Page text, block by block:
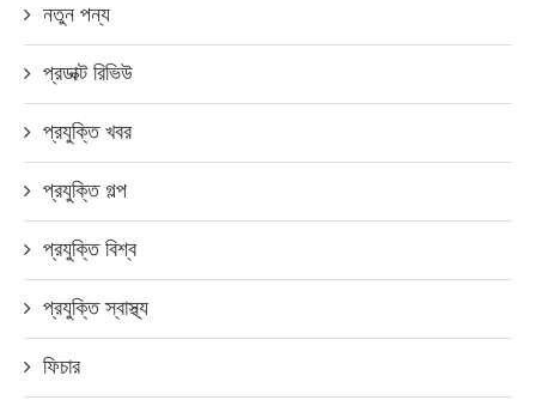
নতুন পন্য
প্রডাক্ট রিভিউ
প্রযুক্তি খবর
প্রযুক্তি গল্প
প্রযুক্তি বিশ্ব
প্রযুক্তি স্বাস্থ্য
ফিচার